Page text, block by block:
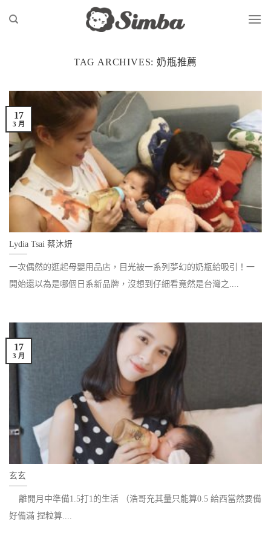
TAG ARCHIVES: 奶瓶推薦
Lydia Tsai 蔡沐妍
一次偶然的逛起母嬰用品店，目光被一系列夢幻的奶瓶給吸引！一
開始還以為是哪個日系新品牌，沒想到仔細看竟然是台灣之....
17
3 月
玄玄
離開月中準備1.5打1的生活 （浩哥充其量只能算0.5 給西當然要備
好備滿 捏粒算....
17
3 月